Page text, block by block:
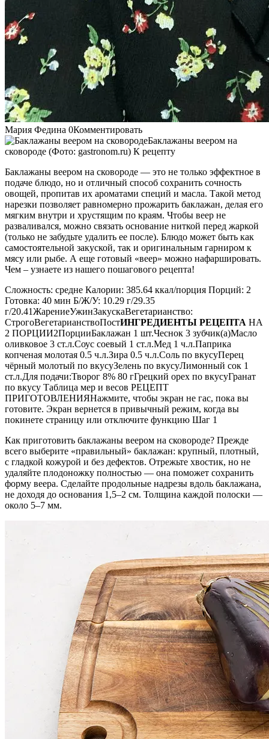
Мария Федина 0Комментировать
Баклажаны веером на
сковороде (Фото: gastronom.ru) К рецепту
Баклажаны веером на сковороде — это не только эффектное в
подаче блюдо, но и отличный способ сохранить сочность
овощей, пропитав их ароматами специй и масла. Такой метод
нарезки позволяет равномерно прожарить баклажан, делая его
мягким внутри и хрустящим по краям. Чтобы веер не
разваливался, можно связать основание ниткой перед жаркой
(только не забудьте удалить ее после). Блюдо может быть как
самостоятельной закуской, так и оригинальным гарниром к
мясу или рыбе. А еще готовый «веер» можно нафаршировать.
Чем – узнаете из нашего пошагового рецепта!
Сложность: средне Калории: 385.64 ккал/порция Порций: 2
Готовка: 40 мин Б/Ж/У: 10.29 г/29.35
г/20.41ЖарениеУжинЗакускаВегетарианство:
СтрогоВегетарианствоПостИНГРЕДИЕНТЫ РЕЦЕПТА НА
2 ПОРЦИИ2ПорцииБаклажан 1 шт.Чеснок 3 зубчик(а)Масло
оливковое 3 ст.л.Соус соевый 1 ст.л.Мед 1 ч.л.Паприка
копченая молотая 0.5 ч.л.Зира 0.5 ч.л.Соль по вкусуПерец
чёрный молотый по вкусуЗелень по вкусуЛимонный сок 1
ст.л.Для подачи:Творог 8% 80 гГрецкий орех по вкусуГранат
по вкусу Таблица мер и весов РЕЦЕПТ
ПРИГОТОВЛЕНИЯНажмите, чтобы экран не гас, пока вы
готовите. Экран вернется в привычный режим, когда вы
покинете страницу или отключите функцию Шаг 1
Как приготовить баклажаны веером на сковороде? Прежде
всего выберите «правильный» баклажан: крупный, плотный,
с гладкой кожурой и без дефектов. Отрежьте хвостик, но не
удаляйте плодоножку полностью — она поможет сохранить
форму веера. Сделайте продольные надрезы вдоль баклажана,
не доходя до основания 1,5–2 см. Толщина каждой полоски —
около 5–7 мм.